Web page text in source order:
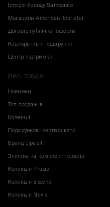
Історія бренду Samsonite
Магазини American Tourister
Договір публічної оферти
Корпоративні подарунки
Центр підтримки
ПРО ТОВАР:
Новинки
Топ продажів
Колекції
Подарункові сертифікати
Бренд Lipault
Знижка на комплект товарів
Колекція Proxis
Колекція Essens
Колекція Nexis